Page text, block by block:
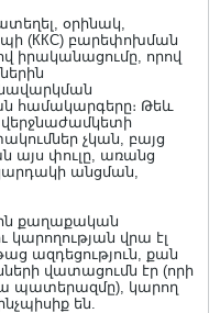
օրինակ,
(ККС) բարեփոխման
իրականացումը, որով
համակարգերը։ Թեև
չկան, բայց
այս փուլը, առանց
անցման,
քաղաքական
վրա էլ
ազդեցություն, քան
վատացումն էր (որի
պատերազմը), կարող
են.